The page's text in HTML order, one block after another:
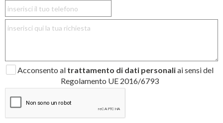
Acconsento al trattamento di dati personaliai sensi del
Regolamento UE 2016/6793